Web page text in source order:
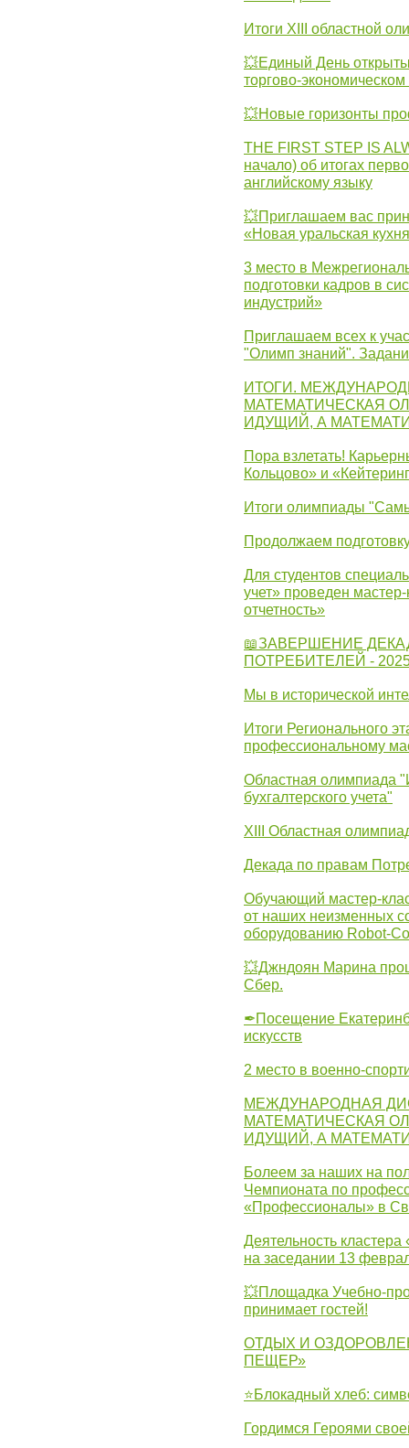
Итоги XIII областной
💥Единый День
торгово-
💥Новые горизонты
THE FIRST STEP IS
начало) об итогах
английскому языку
💥Приглашаем вас
«Новая уральская
3 место в
подготовки кадров в
индустрий»
Приглашаем всех к
"Олимп знаний".
ИТОГИ.
МАТЕМАТИЧЕСКАЯ
ИДУЩИЙ, А
Пора взлетать!
Кольцово» и
Итоги олимпиады
Продолжаем
Для студентов
учет» проведен
отчетность»
📖ЗАВЕРШЕНИЕ
ПОТРЕБИТЕЛЕЙ -
Мы в исторической
Итоги Регионального
профессиональному
Областная олимпиада
бухгалтерского учета"
XIII Областная
Декада по правам
Обучающий мастер-
от наших неизменных
оборудованию Robot-
💥Джндоян Марина
Сбер.
✒Посещение
искусств
2 место в военно-
МЕЖДУНАРОДНАЯ
МАТЕМАТИЧЕСКАЯ
ИДУЩИЙ, А
Болеем за наших на
Чемпионата по
«Профессионалы» в
Деятельность
на заседании 13
💥Площадка Учебно-
принимает гостей!
ОТДЫХ И
ПЕЩЕР»
⭐Блокадный хлеб:
Гордимся Героями